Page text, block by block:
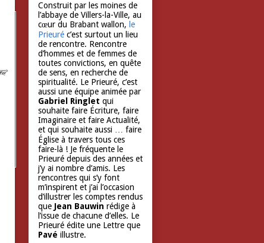
Construit par les moines de
l’abbaye de Villers-la-Ville, au
cœur du Brabant wallon, le
Prieuré c’est surtout un lieu
de rencontre. Rencontre
d’hommes et de femmes de
toutes convictions, en quête
de sens, en recherche de
spiritualité. Le Prieuré, c’est
aussi une équipe animée par
Gabriel Ringlet qui
souhaite faire Écriture, faire
Imaginaire et faire Actualité,
et qui souhaite aussi … faire
Église à travers tous ces
faire-là ! Je fréquente le
Prieuré depuis des années et
j’y ai nombre d’amis. Les
rencontres qui s’y font
m’inspirent et j’ai l’occasion
d’illustrer les comptes rendus
que Jean Bauwin rédige à
l’issue de chacune d’elles. Le
Prieuré édite une Lettre que
Pavé illustre.